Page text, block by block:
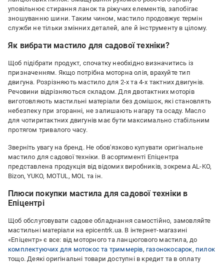
уповільнює стирання ланок та ріжучих елементів, запобігає
зношуванню шини. Таким чином, мастило продовжує термін
служби не тільки змінних деталей, але й інструменту в цілому.
Як вибрати мастило для садової техніки?
Щоб підібрати продукт, спочатку необхідно визначитись із
призначенням. Якщо потрібна моторна олія, врахуйте тип
двигуна. Розрізняють мастило для 2-х та 4-х тактних двигунів.
Речовини відрізняються складом. Для двотактних моторів
виготовляють мастильні матеріали без домішок, які становлять
небезпеку при згоранні, не залишають нагару та осаду. Масло
для чотиритактних двигунів має бути максимально стабільним
протягом тривалого часу.
Зверніть увагу на бренд. Не обов'язково купувати оригінальне
мастило для садової техніки. В асортименті Епіцентра
представлена ​​продукція від відомих виробників, зокрема AL-KO,
Bizon, YUKO, MOTUL, MOL та ін.
Плюси покупки мастила для садової техніки в
Епіцентрі
Щоб обслуговувати садове обладнання самостійно, замовляйте
мастильні матеріали на epicentrk.ua. В інтернет-магазині
«Епіцентр» є все: від моторного та ланцюгового мастила, до
комплектуючих для мотокос та триммерів, газонокосарок, пилок
тощо. Деякі оригінальні товари доступні в кредит та в оплату